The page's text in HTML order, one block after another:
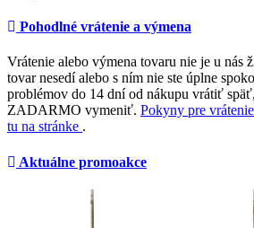
Pohodlné vrátenie a výmena
Vrátenie alebo výmena tovaru nie je u nás
tovar nesedí alebo s ním nie ste úplne
problémov do 14 dní od nákupu vrátiť
ZADARMO vymeniť. Pokyny pre
tu na stránke .
Aktuálne promoakce